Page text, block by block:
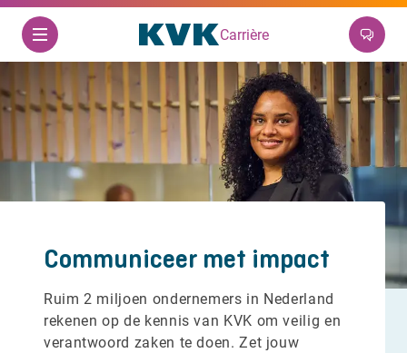
Carrière
Communiceer met impact
Ruim 2 miljoen ondernemers in Nederland
rekenen op de kennis van KVK om veilig en
verantwoord zaken te doen. Zet jouw